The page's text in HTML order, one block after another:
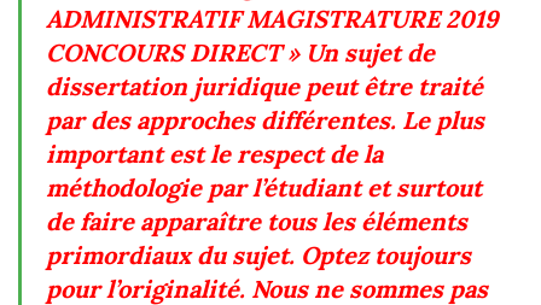
ADMINISTRATIF MAGISTRATURE 2019
CONCOURS DIRECT » Un sujet de
dissertation juridique peut être traité
par des approches différentes. Le plus
important est le respect de la
méthodologie par l’étudiant et surtout
de faire apparaître tous les éléments
primordiaux du sujet. Optez toujours
pour l’originalité. Nous ne sommes pas